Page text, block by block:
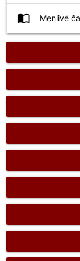
import_contacts Menlivé